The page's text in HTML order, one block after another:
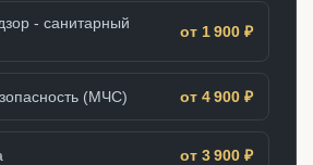
- санитарный
от 1 900 ₽
(МЧС) от 4 900 ₽
от 3 900 ₽